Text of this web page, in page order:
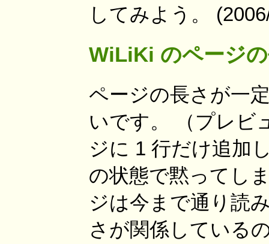
してみよう。
WiLiKi のページ
ページの長さが一
いです。 （プレビ
ジに 1 行だけ追加
の状態で黙ってし
ジは今まで通り読
さが関係している